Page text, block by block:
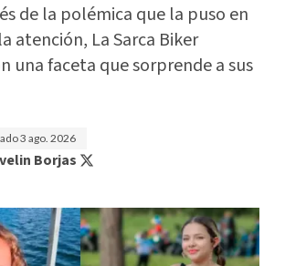
de la polémica que la puso en
atención, La Sarca Biker
una faceta que sorprende a sus
3 ago. 2026
Borjas